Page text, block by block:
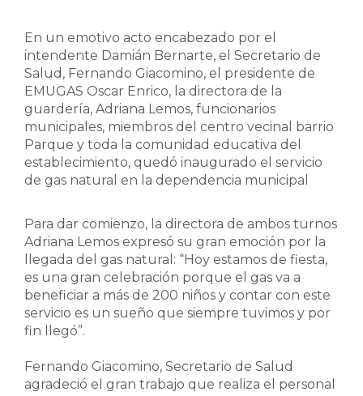
En un emotivo acto encabezado por el
intendente Damián Bernarte, el Secretario de
Salud, Fernando Giacomino, el presidente de
EMUGAS Oscar Enrico, la directora de la
guardería, Adriana Lemos, funcionarios
municipales, miembros del centro vecinal barrio
Parque y toda la comunidad educativa del
establecimiento, quedó inaugurado el servicio
de gas natural en la dependencia municipal
Para dar comienzo, la directora de ambos turnos
Adriana Lemos expresó su gran emoción por la
llegada del gas natural: “Hoy estamos de fiesta,
es una gran celebración porque el gas va a
beneficiar a más de 200 niños y contar con este
servicio es un sueño que siempre tuvimos y por
fin llegó”.
Fernando Giacomino, Secretario de Salud
agradeció el gran trabajo que realiza el personal